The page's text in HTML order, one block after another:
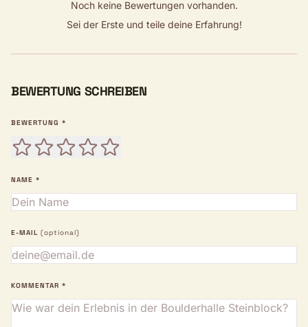
Noch keine Bewertungen vorhanden.
Sei der Erste und teile deine Erfahrung!
BEWERTUNG SCHREIBEN
BEWERTUNG *
NAME *
E-MAIL (optional)
KOMMENTAR *